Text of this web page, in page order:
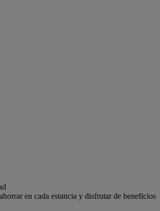
en cada estancia y disfrutar de beneficios